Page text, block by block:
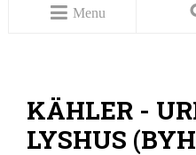
Menu
KÄHLER -
LYSHUS